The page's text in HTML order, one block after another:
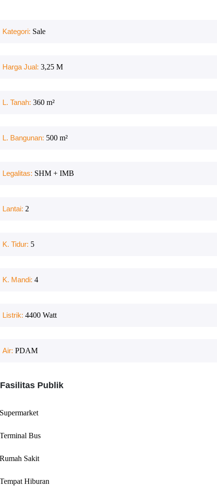
Kategori: Sale
Harga Jual: 3,25 M
L. Tanah: 360 m²
L. Bangunan: 500 m²
Legalitas: SHM + IMB
Lantai: 2
K. Tidur: 5
K. Mandi: 4
Listrik: 4400 Watt
Air: PDAM
Fasilitas Publik
Supermarket
Terminal Bus
Rumah Sakit
Tempat Hiburan